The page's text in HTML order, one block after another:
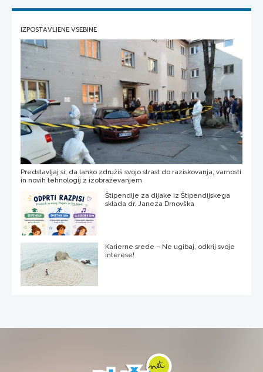
IZPOSTAVLJENE VSEBINE
Predstavljaj si, da lahko združiš svojo strast do raziskovanja, varnosti
in novih tehnologij z izobraževanjem
Štipendije za dijake iz Štipendijskega
sklada dr. Janeza Drnovška
Karierne srede – Ne ugibaj, odkrij svoje
interese!